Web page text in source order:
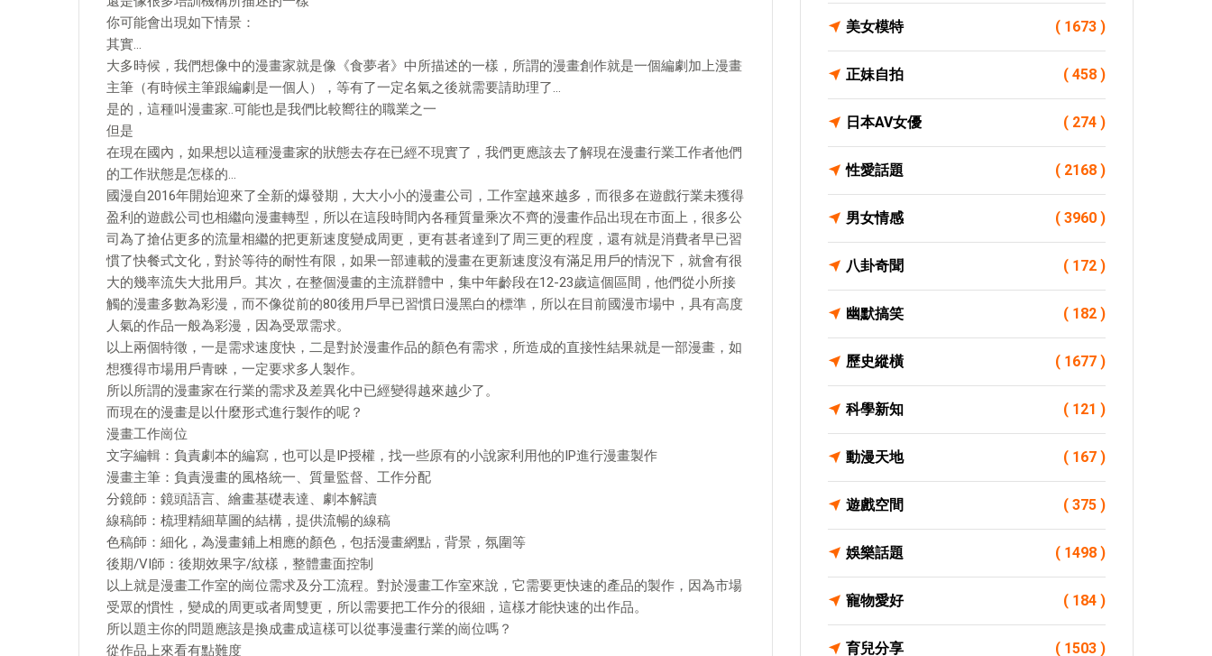
你可能會出現如下情景：
其實…
大多時候，我們想像中的漫畫家就是像《食夢者》中所描述的一樣，所謂的漫畫創作就是一個編劇加上漫畫
主筆（有時候主筆跟編劇是一個人），等有了一定名氣之後就需要請助理了…
是的，這種叫漫畫家..可能也是我們比較嚮往的職業之一
但是
在現在國內，如果想以這種漫畫家的狀態去存在已經不現實了，我們更應該去了解現在漫畫行業工作者他們
的工作狀態是怎樣的…
國漫自2016年開始迎來了全新的爆發期，大大小小的漫畫公司，工作室越來越多，而很多在遊戲行業未獲得
盈利的遊戲公司也相繼向漫畫轉型，所以在這段時間內各種質量乘次不齊的漫畫作品出現在市面上，很多公
司為了搶佔更多的流量相繼的把更新速度變成周更，更有甚者達到了周三更的程度，還有就是消費者早已習
慣了快餐式文化，對於等待的耐性有限，如果一部連載的漫畫在更新速度沒有滿足用戶的情況下，就會有很
大的幾率流失大批用戶。其次，在整個漫畫的主流群體中，集中年齡段在12-23歲這個區間，他們從小所接
觸的漫畫多數為彩漫，而不像從前的80後用戶早已習慣日漫黑白的標準，所以在目前國漫市場中，具有高度
人氣的作品一般為彩漫，因為受眾需求。
以上兩個特徵，一是需求速度快，二是對於漫畫作品的顏色有需求，所造成的直接性結果就是一部漫畫，如
想獲得市場用戶青睞，一定要求多人製作。
所以所謂的漫畫家在行業的需求及差異化中已經變得越來越少了。
而現在的漫畫是以什麼形式進行製作的呢？
漫畫工作崗位
文字編輯：負責劇本的編寫，也可以是IP授權，找一些原有的小說家利用他的IP進行漫畫製作
漫畫主筆：負責漫畫的風格統一、質量監督、工作分配
分鏡師：鏡頭語言、繪畫基礎表達、劇本解讀
線稿師：梳理精細草圖的結構，提供流暢的線稿
色稿師：細化，為漫畫鋪上相應的顏色，包括漫畫網點，背景，氛圍等
後期/VI師：後期效果字/紋樣，整體畫面控制
以上就是漫畫工作室的崗位需求及分工流程。對於漫畫工作室來說，它需要更快速的產品的製作，因為市場
受眾的慣性，變成的周更或者周雙更，所以需要把工作分的很細，這樣才能快速的出作品。
所以題主你的問題應該是換成畫成這樣可以從事漫畫行業的崗位嗎？
從作品上來看有點難度
美女模特 ( 1673 )
正妹自拍 ( 458 )
日本AV女優 ( 274 )
性愛話題 ( 2168 )
男女情感 ( 3960 )
八卦奇聞 ( 172 )
幽默搞笑 ( 182 )
歷史縱橫 ( 1677 )
科學新知 ( 121 )
動漫天地 ( 167 )
遊戲空間 ( 375 )
娛樂話題 ( 1498 )
寵物愛好 ( 184 )
育兒分享 ( 1503 )